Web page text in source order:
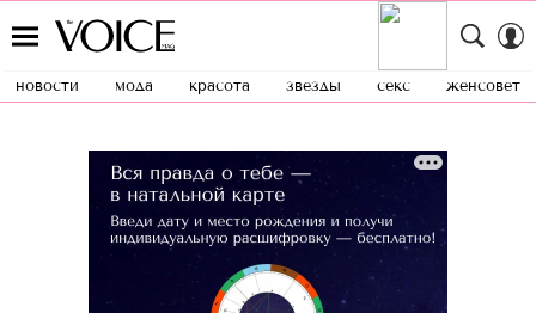
новости мода красота звезды секс женсовет